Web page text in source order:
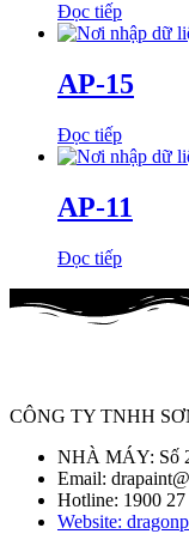
Đọc tiếp
AP-15
Đọc tiếp
AP-11
Đọc tiếp
CÔNG TY TNHH
NHÀ MÁY: Số
Email:
Hotline: 1900 27
Website: